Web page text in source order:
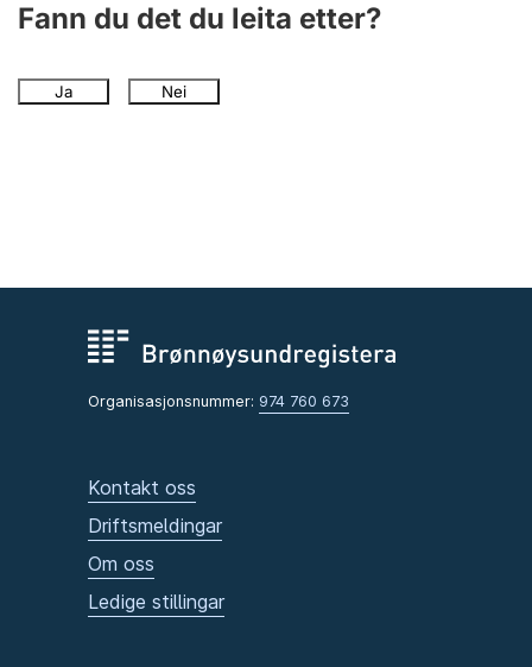
Fann du det du leita etter?
Ja Nei
Organisasjonsnummer: 974 760 673
Kontakt oss
Driftsmeldingar
Om oss
Ledige stillingar